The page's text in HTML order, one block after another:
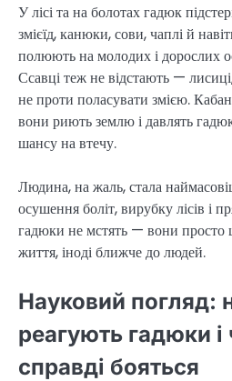
У лісі та на болотах гадюк
змієїд, канюки, сови, чаплі й
полюють на молодих і дорослих
Ссавці теж не відстають —
не проти поласувати змією.
вони риють землю і давлять
шансу на втечу.
Людина, на жаль, стала
осушення боліт, вирубку лісів і
гадюки не мстять — вони просто
життя, іноді ближче до людей.
Науковий погляд:
реагують гадюки і
справді бояться